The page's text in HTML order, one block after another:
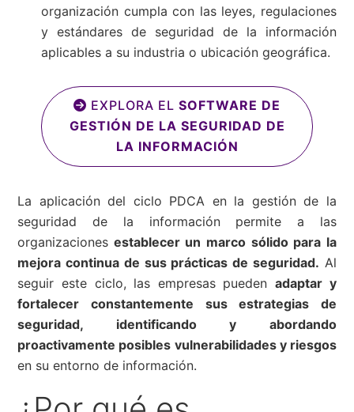
organización cumpla con las leyes, regulaciones
y estándares de seguridad de la información
aplicables a su industria o ubicación geográfica.
EXPLORA EL SOFTWARE DE
GESTIÓN DE LA SEGURIDAD DE
LA INFORMACIÓN
La aplicación del ciclo PDCA en la gestión de la
seguridad de la información permite a las
organizaciones establecer un marco sólido para la
mejora continua de sus prácticas de seguridad. Al
seguir este ciclo, las empresas pueden adaptar y
fortalecer constantemente sus estrategias de
seguridad, identificando y abordando
proactivamente posibles vulnerabilidades y riesgos
en su entorno de información.